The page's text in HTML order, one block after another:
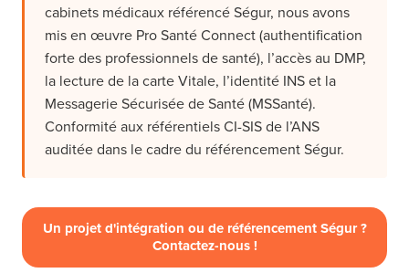
cabinets médicaux référencé Ségur, nous avons
mis en œuvre Pro Santé Connect (authentification
forte des professionnels de santé), l’accès au DMP,
la lecture de la carte Vitale, l’identité INS et la
Messagerie Sécurisée de Santé (MSSanté).
Conformité aux référentiels CI-SIS de l’ANS
auditée dans le cadre du référencement Ségur.
Un projet d'intégration ou de référencement Ségur ?
Contactez-nous !